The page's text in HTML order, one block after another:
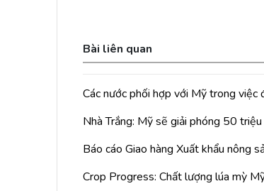
Bài liên quan
Các nước phối hợp với Mỹ trong
Nhà Trắng: Mỹ sẽ giải phóng 50
Báo cáo Giao hàng Xuất khẩu nông
Crop Progress: Chất lượng lúa mỳ